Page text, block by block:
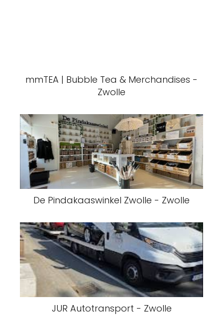
mmTEA | Bubble Tea & Merchandises -
Zwolle
De Pindakaaswinkel Zwolle - Zwolle
JUR Autotransport - Zwolle